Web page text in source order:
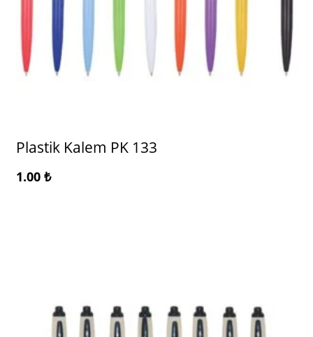
Plastik Kalem PK 133
1.00 ₺